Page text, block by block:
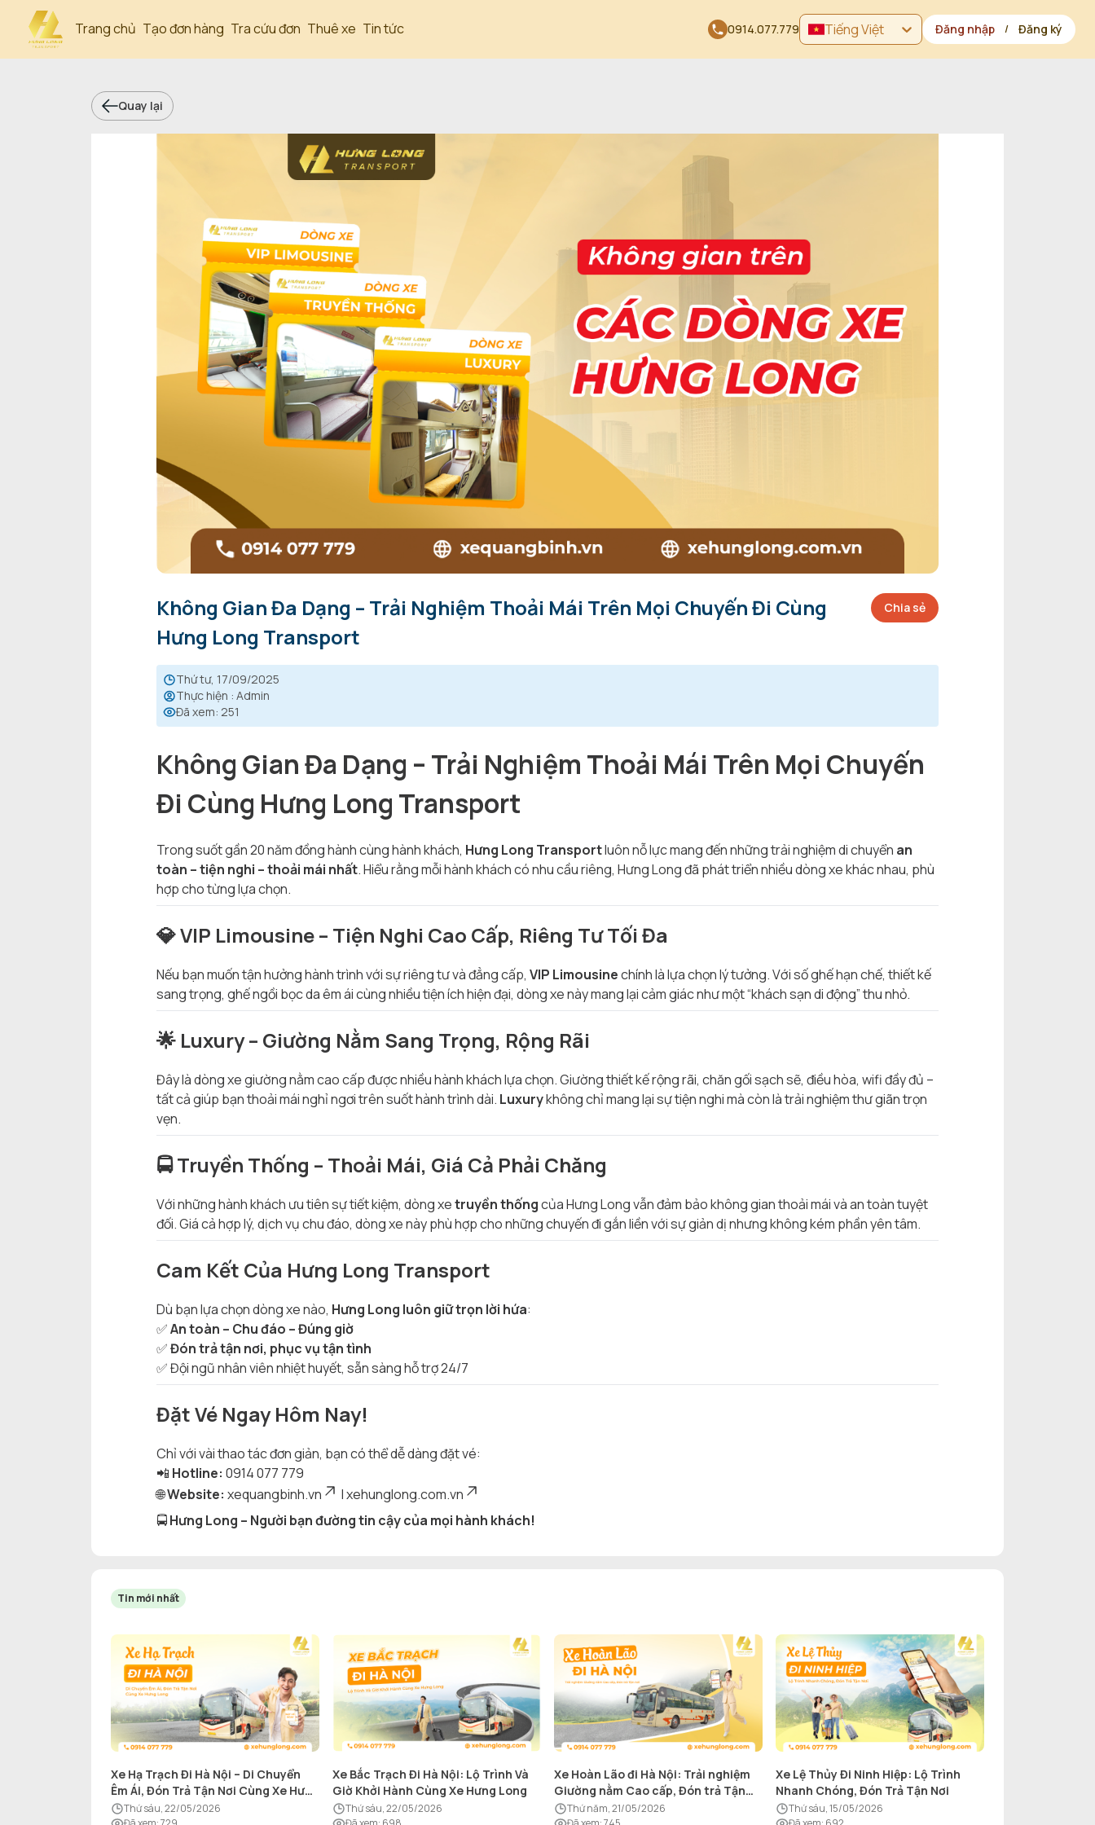
Trang chủ Tạo đơn hàng Tra cứu đơn Thuê xe Tin tức 0914.077.779 Tiếng Việt Đăng nhập / Đăng ký
Quay lại
Không Gian Đa Dạng – Trải Nghiệm Thoải Mái Trên Mọi Chuyến Đi Cùng
Hưng Long Transport
Chia sẻ
thứ tư, 17/09/2025
Thực hiện : Admin
Đã xem: 251
Không Gian Đa Dạng – Trải Nghiệm Thoải Mái Trên Mọi Chuyến
Đi Cùng Hưng Long Transport
Trong suốt gần 20 năm đồng hành cùng hành khách, Hưng Long Transportluôn nỗ lực mang đến những trải nghiệm di chuyển an
toàn – tiện nghi – thoải mái nhất. Hiểu rằng mỗi hành khách có nhu cầu riêng, Hưng Long đã phát triển nhiều dòng xe khác nhau, phù
hợp cho từng lựa chọn.
💎 VIP Limousine – Tiện Nghi Cao Cấp, Riêng Tư Tối Đa
Nếu bạn muốn tận hưởng hành trình với sự riêng tư và đẳng cấp, VIP Limousinechính là lựa chọn lý tưởng. Với số ghế hạn chế, thiết kế
sang trọng, ghế ngồi bọc da êm ái cùng nhiều tiện ích hiện đại, dòng xe này mang lại cảm giác như một “khách sạn di động” thu nhỏ.
🌟 Luxury – Giường Nằm Sang Trọng, Rộng Rãi
Đây là dòng xe giường nằm cao cấp được nhiều hành khách lựa chọn. Giường thiết kế rộng rãi, chăn gối sạch sẽ, điều hòa, wifi đầy đủ –
tất cả giúp bạn thoải mái nghỉ ngơi trên suốt hành trình dài. Luxurykhông chỉ mang lại sự tiện nghi mà còn là trải nghiệm thư giãn trọn
vẹn.
🚍 Truyền Thống – Thoải Mái, Giá Cả Phải Chăng
Với những hành khách ưu tiên sự tiết kiệm, dòng xetruyền thốngcủa Hưng Long vẫn đảm bảo không gian thoải mái và an toàn tuyệt
đối. Giá cả hợp lý, dịch vụ chu đáo, dòng xe này phù hợp cho những chuyến đi gắn liền với sự giản dị nhưng không kém phần yên tâm.
Cam Kết Của Hưng Long Transport
Dù bạn lựa chọn dòng xe nào, Hưng Long luôn giữ trọn lời hứa:
✅An toàn – Chu đáo – Đúng giờ
✅Đón trả tận nơi, phục vụ tận tình
✅ Đội ngũ nhân viên nhiệt huyết, sẵn sàng hỗ trợ 24/7
Đặt Vé Ngay Hôm Nay!
Chỉ với vài thao tác đơn giản, bạn có thể dễ dàng đặt vé:
📲 Hotline: 0914 077 779
🌐Website: xequangbinh.vn |xehunglong.com.vn
🚍Hưng Long – Người bạn đường tin cậy của mọi hành khách!
Tin mới nhất
Xe Hạ Trạch Đi Hà Nội – Di Chuyển
Êm Ái, Đón Trả Tận Nơi Cùng Xe Hưng
Longthứ sáu, 22/05/2026
Xe Bắc Trạch Đi Hà Nội: Lộ Trình Và
Giờ Khởi Hành Cùng Xe Hưng Long
thứ sáu, 22/05/2026
Xe Hoàn Lão đi Hà Nội: Trải nghiệm
Giường nằm Cao cấp, Đón trả Tận
nơithứ năm, 21/05/2026
Xe Lệ Thủy Đi Ninh Hiệp: Lộ Trình
Nhanh Chóng, Đón Trả Tận Nơi
thứ sáu, 15/05/2026